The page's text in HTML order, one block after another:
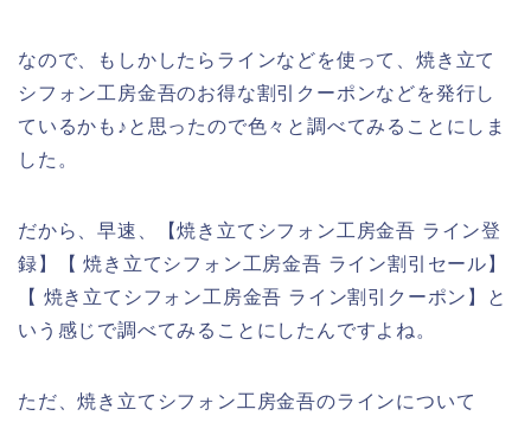
なので、もしかしたらラインなどを使って、焼き立て
シフォン工房金吾のお得な割引クーポンなどを発行し
ているかも♪と思ったので色々と調べてみることにしま
した。
だから、早速、【焼き立てシフォン工房金吾 ライン登
録】【 焼き立てシフォン工房金吾 ライン割引セール】
【 焼き立てシフォン工房金吾 ライン割引クーポン】と
いう感じで調べてみることにしたんですよね。
ただ、焼き立てシフォン工房金吾のラインについて